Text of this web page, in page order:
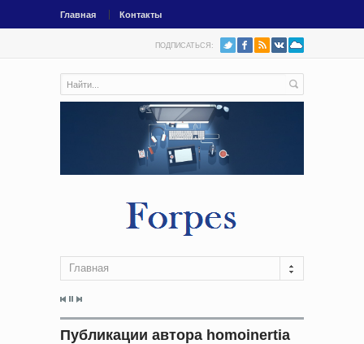
Главная Контакты
ПОДПИСАТЬСЯ:
Главная
Публикации автора homoinertia